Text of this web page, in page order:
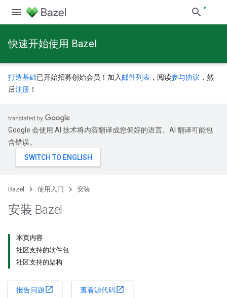
快速开始使用 Bazel
打造基础已开始招募创始会员！加入 邮件列表 ，阅读参与协议 ，然
后注册 ！
Google 会使用 AI 技术将内容翻译成您偏好的语言。AI 翻译可能包
含错误。
Bazel 使用入门 安装
安装 Bazel
本页内容
社区支持的软件包
社区支持的架构
报告问题open_in_new 查看源代码open_in_new